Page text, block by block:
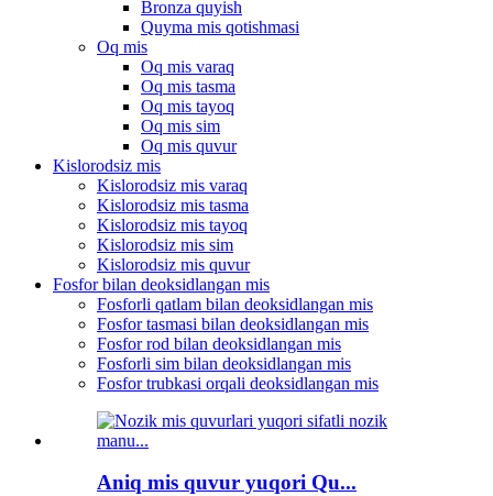
Bronza quyish
Quyma mis qotishmasi
Oq mis
Oq mis varaq
Oq mis tasma
Oq mis tayoq
Oq mis sim
Oq mis quvur
Kislorodsiz mis
Kislorodsiz mis varaq
Kislorodsiz mis tasma
Kislorodsiz mis tayoq
Kislorodsiz mis sim
Kislorodsiz mis quvur
Fosfor bilan deoksidlangan mis
Fosforli qatlam bilan deoksidlangan mis
Fosfor tasmasi bilan deoksidlangan mis
Fosfor rod bilan deoksidlangan mis
Fosforli sim bilan deoksidlangan mis
Fosfor trubkasi orqali deoksidlangan mis
Aniq mis quvur yuqori Qu...